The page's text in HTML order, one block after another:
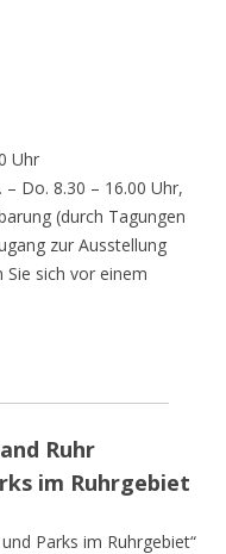
Uhr
Do. 8.30 – 16.00 Uhr,
(durch Tagungen
zur Ausstellung
sich vor einem
Ruhr
im Ruhrgebiet
Parks im Ruhrgebiet“